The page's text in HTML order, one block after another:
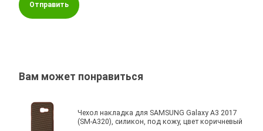
Отправить
Вам может понравиться
Чехол накладка для SAMSUNG Galaxy A3 2017
(SM-A320), силикон, под кожу, цвет коричневый